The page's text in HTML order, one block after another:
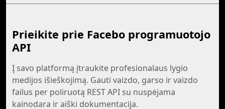
Prieikite prie Facebo programuotojo
API
Į savo platformą įtraukite profesionalaus lygio
medijos išieškojimą. Gauti vaizdo, garso ir vaizdo
failus per poliruotą REST API su nuspėjama
kainodara ir aiški dokumentacija.